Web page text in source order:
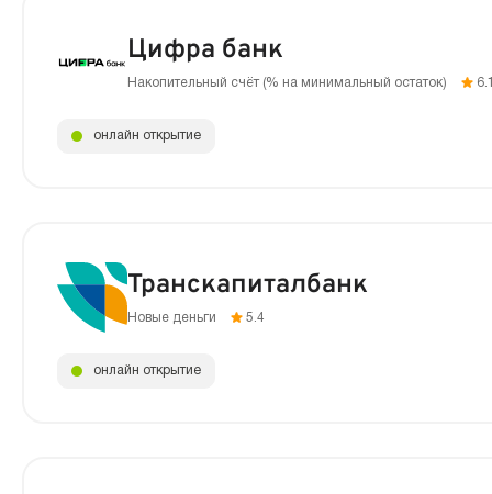
Цифра банк
Накопительный счёт (% на минимальный остаток)
онлайн открытие
Транскапиталбанк
Новые деньги 5.4
онлайн открытие